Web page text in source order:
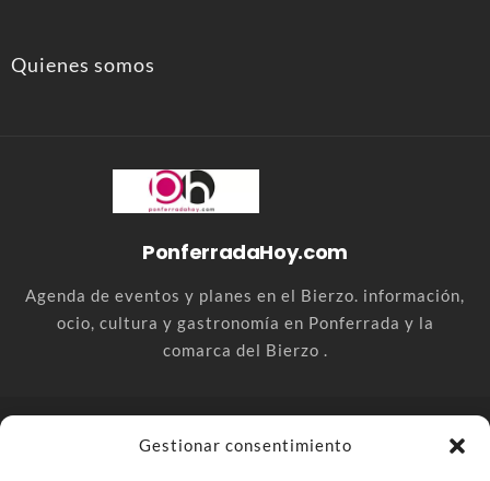
Gestionar consentimiento
Quienes somos
PonferradaHoy.com
Agenda de eventos y planes en el Bierzo. información,
ocio, cultura y gastronomía en Ponferrada y la
comarca del Bierzo .
comarca del Bierzo